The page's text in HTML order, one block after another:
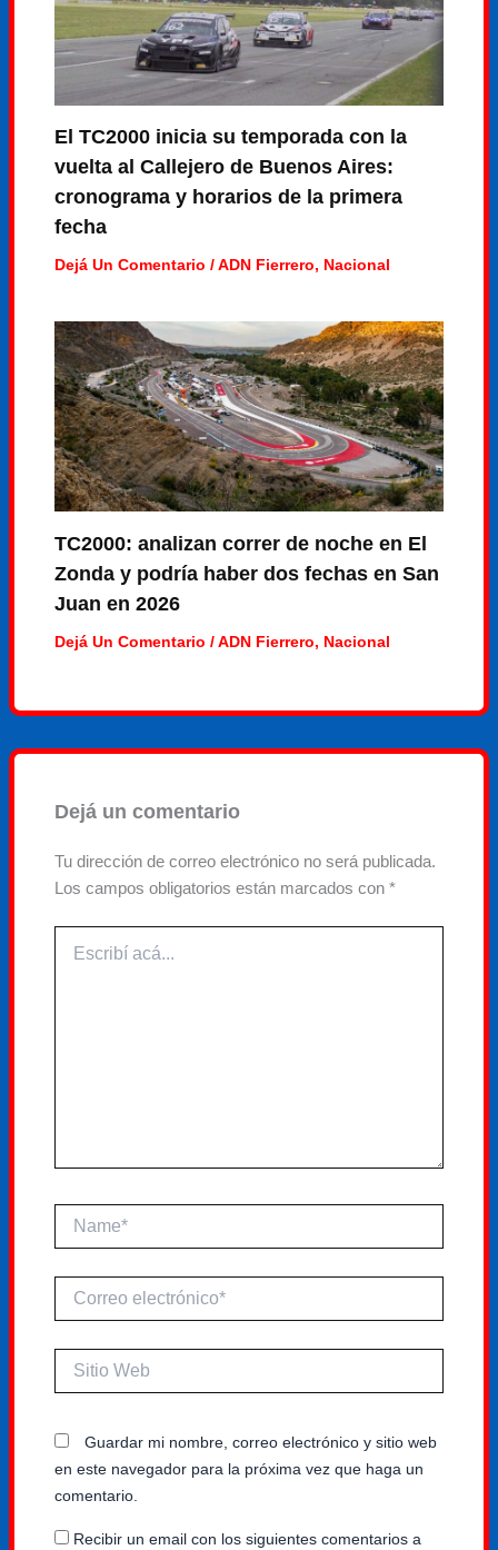
El TC2000 inicia su temporada con la
vuelta al Callejero de Buenos Aires:
cronograma y horarios de la primera
fecha
Dejá Un Comentario /ADN Fierrero, Nacional
TC2000: analizan correr de noche en El
Zonda y podría haber dos fechas en San
Juan en 2026
Dejá Un Comentario /ADN Fierrero, Nacional
Dejá un comentario
Tu dirección de correo electrónico no será publicada.
Los campos obligatorios están marcados con*
acá...
electrónico*
Web
Guardar mi nombre, correo electrónico y sitio web
en este navegador para la próxima vez que haga un
comentario.
Recibir un email con los siguientes comentarios a